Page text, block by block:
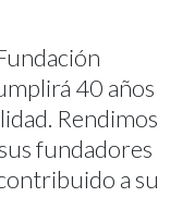
40 años
Rendimos
fundadores
a su